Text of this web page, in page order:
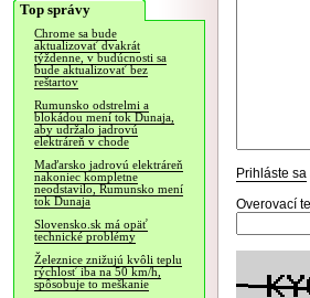
Top správy
Chrome sa bude
aktualizovať dvakrát
týždenne, v budúcnosti sa
bude aktualizovať bez
reštartov
Rumunsko odstrelmi a
blokádou mení tok Dunaja,
aby udržalo jadrovú
elektráreň v chode
Maďarsko jadrovú elektráreň
nakoniec kompletne
neodstavilo, Rumunsko mení
tok Dunaja
Slovensko.sk má opäť
technické problémy
Železnice znižujú kvôli teplu
rýchlosť iba na 50 km/h,
spôsobuje to meškanie
Prihláste sa
Overovací